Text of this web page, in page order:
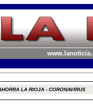
LA RIOJA - CORONAVIRUS